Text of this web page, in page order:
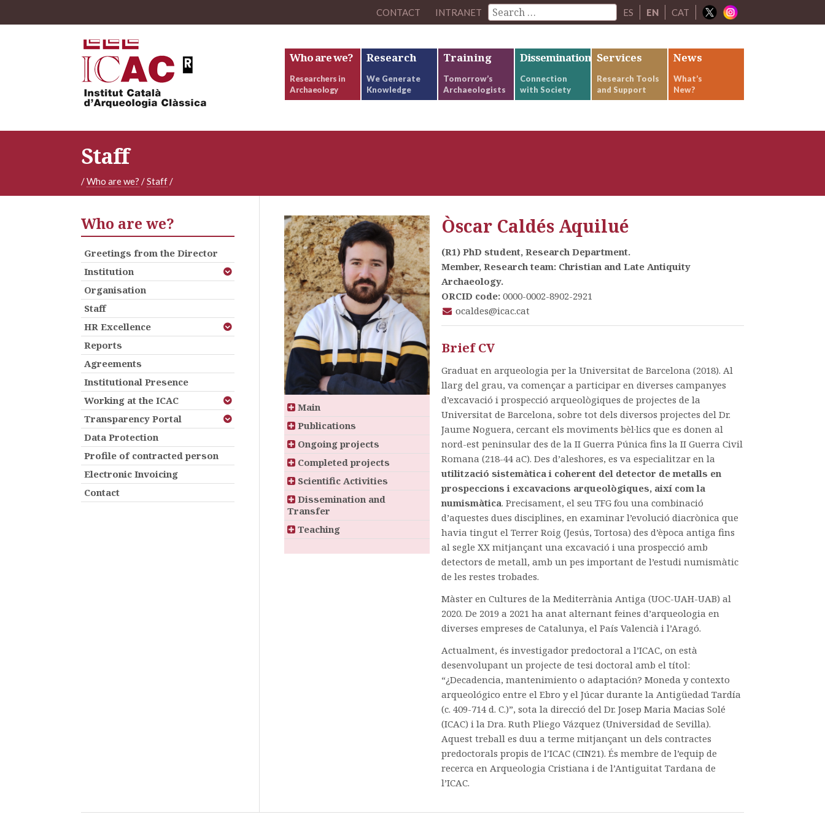
CONTACT INTRANET ES EN CAT
Who are we?
Researchers in
Archaeology
Research
We Generate
Knowledge
Training
Tomorrow’s
Archaeologists
Dissemination
Connection
with Society
Services
Research Tools
and Support
News
What’s
New?
Staff
/Who are we? /Staff/
Main
Publications
Ongoing projects
Completed projects
Scientific Activities
Dissemination and
Transfer
Teaching
Òscar Caldés Aquilué
(R1) PhD student, Research Department.
Member, Research team: Christian and Late Antiquity
Archaeology.
ORCID code: 0000-0002-8902-2921
ocaldes@icac.cat
Brief CV
Graduat en arqueologia per la Universitat de Barcelona (2018). Al
llarg del grau, va començar a participar en diverses campanyes
d’excavació i prospecció arqueològiques de projectes de la
Universitat de Barcelona, sobre tot dels diversos projectes del Dr.
Jaume Noguera, cercant els moviments bèl·lics que es donen al
nord-est peninsular des de la II Guerra Púnica fins la II Guerra Civil
Romana (218-44 aC). Des d’aleshores, es va especialitzar en la
utilització sistemàtica i coherent del detector de metalls en
prospeccions i excavacions arqueològiques, així com la
numismàtica. Precisament, el seu TFG fou una combinació
d’aquestes dues disciplines, en examinar l’evolució diacrònica que
havia tingut el Terrer Roig (Jesús, Tortosa) des d’època antiga fins
al segle XX mitjançant una excavació i una prospecció amb
detectors de metall, amb un pes important de l’estudi numismàtic
de les restes trobades.
Màster en Cultures de la Mediterrània Antiga (UOC-UAH-UAB) al
2020. De 2019 a 2021 ha anat alternant feines d’arqueologia en
diverses empreses de Catalunya, el País Valencià i l’Aragó.
Actualment, és investigador predoctoral a l’ICAC, on està
desenvolupant un projecte de tesi doctoral amb el títol:
“¿Decadencia, mantenimiento o adaptación? Moneda y contexto
arqueológico entre el Ebro y el Júcar durante la Antigüedad Tardía
(c. 409-714 d. C.)”, sota la direcció del Dr. Josep Maria Macias Solé
(ICAC) i la Dra. Ruth Pliego Vázquez (Universidad de Sevilla).
Aquest treball es duu a terme mitjançant un dels contractes
predoctorals propis de l’ICAC (CIN21). És membre de l’equip de
recerca en Arqueologia Cristiana i de l’Antiguitat Tardana de
l’ICAC.
Who are we?
Greetings from the Director
Institution
Organisation
Staff
HR Excellence
Reports
Agreements
Institutional Presence
Working at the ICAC
Transparency Portal
Data Protection
Profile of contracted person
Electronic Invoicing
Contact